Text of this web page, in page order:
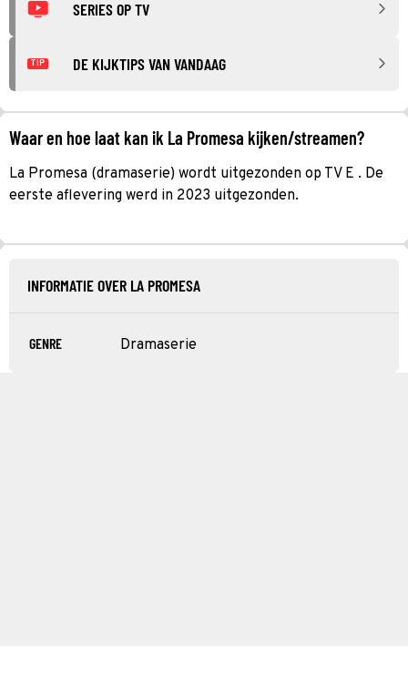
SERIES OP TV
TIP DE KIJKTIPS VAN VANDAAG
Waar en hoe laat kan ik La Promesa kijken/streamen?
La Promesa (dramaserie) wordt uitgezonden op TV E . De
eerste aflevering werd in 2023 uitgezonden.
INFORMATIE OVER LA PROMESA
GENRE Dramaserie